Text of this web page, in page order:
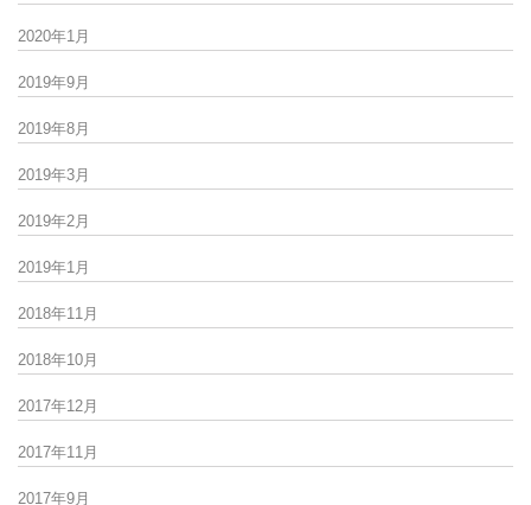
2020年1月
2019年9月
2019年8月
2019年3月
2019年2月
2019年1月
2018年11月
2018年10月
2017年12月
2017年11月
2017年9月